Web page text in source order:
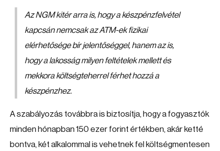
Az NGM kitér arra is, hogy a készpénzfelvétel
kapcsán nemcsak az ATM-ek fizikai
elérhetősége bír jelentőséggel, hanem az is,
hogy a lakosság milyen feltételek mellett és
mekkora költségteherrel férhet hozzá a
készpénzhez.
A szabályozás továbbra is biztosítja, hogy a fogyasztók
minden hónapban 150 ezer forint értékben, akár ketté
bontva, két alkalommal is vehetnek fel költségmentesen